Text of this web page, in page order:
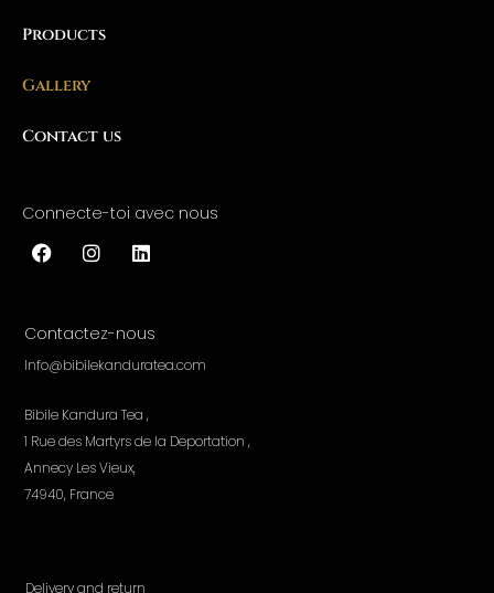
Products
Gallery
Contact us
Connecte-toi avec nous
c
e
b
o
k
s
t
a
r
a
m
n
k
e
n
Contactez-nous
Info@bibilekanduratea.com
Bibile Kandura Tea ,
1 Rue des Martyrs de la Deportation ,
Annecy Les Vieux,
74940, France
Delivery and return